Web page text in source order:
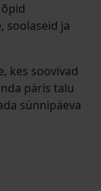
soolaseid ja
kes soovivad
päris talu
sünnipäeva